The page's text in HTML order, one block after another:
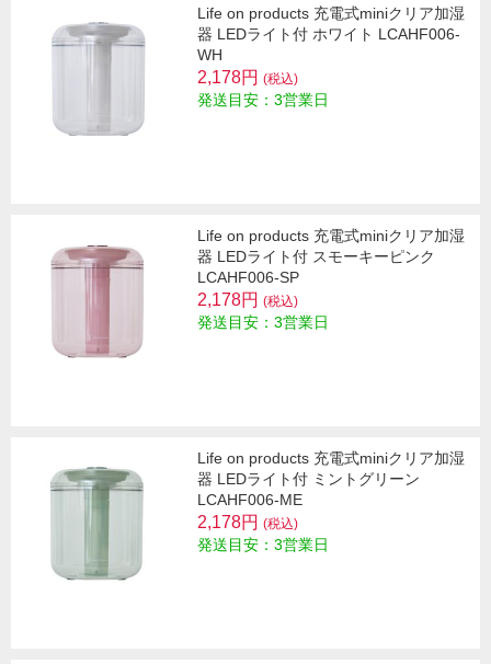
Life on products 充電式miniクリア加湿
器 LEDライト付 ホワイト LCAHF006-
WH
2,178円 (税込)
発送目安：3営業日
Life on products 充電式miniクリア加湿
器 LEDライト付 スモーキーピンク
LCAHF006-SP
2,178円 (税込)
発送目安：3営業日
Life on products 充電式miniクリア加湿
器 LEDライト付 ミントグリーン
LCAHF006-ME
2,178円 (税込)
発送目安：3営業日